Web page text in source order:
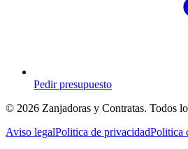
Pedir presupuesto
© 2026 Zanjadoras y Contratas. Todos
Aviso legalPolitica de privacidadPolitica